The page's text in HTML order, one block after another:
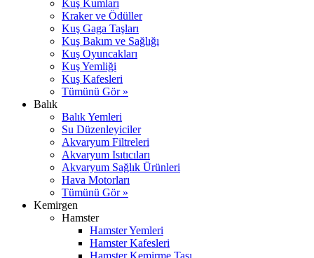
Kuş Kumları
Kraker ve Ödüller
Kuş Gaga Taşları
Kuş Bakım ve Sağlığı
Kuş Oyuncakları
Kuş Yemliği
Kuş Kafesleri
Tümünü Gör »
Balık
Balık Yemleri
Su Düzenleyiciler
Akvaryum Filtreleri
Akvaryum Isıtıcıları
Akvaryum Sağlık Ürünleri
Hava Motorları
Tümünü Gör »
Kemirgen
Hamster
Hamster Yemleri
Hamster Kafesleri
Hamster Kemirme Taşı